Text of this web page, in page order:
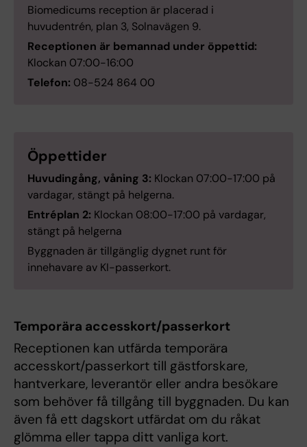
Biomedicums reception är placerad i
huvudentrén, plan 3, Solnavägen 9.
Receptionen är bemannad under öppettid:
Klockan 07:00-16:00
Telefon: 08-524 864 00
Öppettider
Huvudingång, våning 3: Klockan 07:00-17:00 på
vardagar, stängt på helgerna.
Entréplan 2: Klockan 08:00-17:00 på vardagar,
stängt på helgerna
Byggnaden är tillgänglig dygnet runt för
innehavare av KI-passerkort.
Temporära accesskort/passerkort
Receptionen kan utfärda temporära
accesskort/passerkort till gästforskare,
hantverkare, leverantör eller andra besökare
som behöver få tillgång till byggnaden. Du kan
även få ett dagskort utfärdat om du råkat
glömma eller tappa ditt vanliga kort.